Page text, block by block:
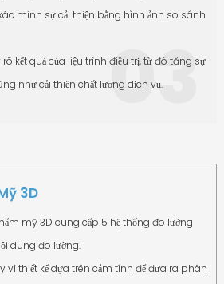
minh sự cải thiện bằng hình ảnh so sánh
kết quả của liệu trình điều trị, từ đó tăng sự
như cải thiện chất lượng dịch vụ.
03
3D
mỹ 3D cung cấp 5 hệ thống đo lường
dung đo lường.
vì thiết kế dựa trên cảm tính để đưa ra phân